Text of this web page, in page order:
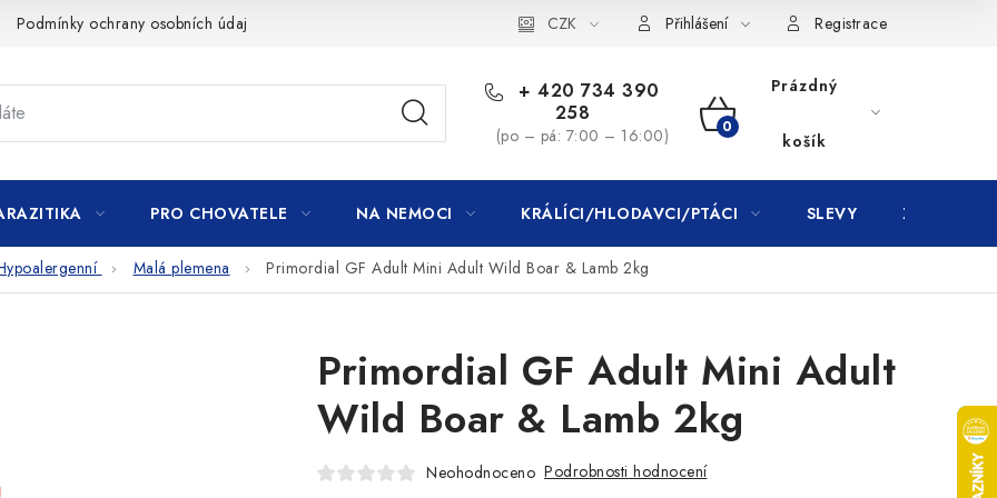
Podmínky ochrany osobních údajů CZK Přihlášení Registrace
+ 420 734 390
258
(po – pá: 7:00 – 16:00)
NÁKUPNÍ
KOŠÍK
Prázdný
košík
PRO CHOVATELE NA NEMOCI KRÁLÍCI/HLODAVCI/PTÁCI SLEVY ZNAČKY
Malá plemena Primordial GF Adult Mini Adult Wild Boar & Lamb 2kg
Primordial GF Adult Mini Adult
Wild Boar & Lamb 2kg
Neohodnoceno Podrobnosti hodnocení